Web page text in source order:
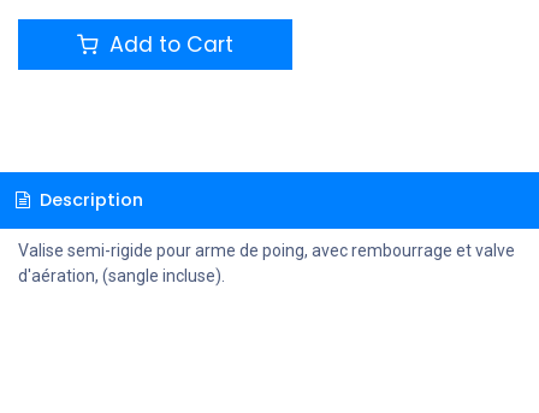
Add to Cart
Description
Valise semi-rigide pour arme de poing, avec rembourrage et valve
d'aération, (sangle incluse).